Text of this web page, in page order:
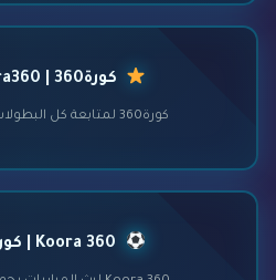
كورة360 | Koora360 مباشر
كورة360 لمتابعة كل البطولات العربية والأوروبية